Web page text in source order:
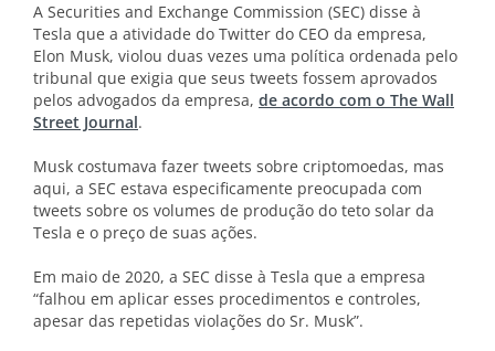
A Securities and Exchange Commission (SEC) disse à
Tesla que a atividade do Twitter do CEO da empresa,
Elon Musk, violou duas vezes uma política ordenada pelo
tribunal que exigia que seus tweets fossem aprovados
pelos advogados da empresa, de acordo com o The Wall
Street Journal.
Musk costumava fazer tweets sobre criptomoedas, mas
aqui, a SEC estava especificamente preocupada com
tweets sobre os volumes de produção do teto solar da
Tesla e o preço de suas ações.
Em maio de 2020, a SEC disse à Tesla que a empresa
“falhou em aplicar esses procedimentos e controles,
apesar das repetidas violações do Sr. Musk”.